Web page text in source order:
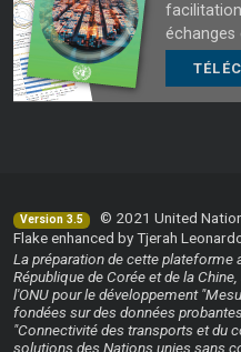
échanges
Version 3.5
© 2021 United
Flake enhanced by Tjerah
La préparation de cette plateforme
République de Corée et de la
l'ONU pour le développement
fondées sur des données
"Connectivité des transports et du
solutions des Nations unies sans